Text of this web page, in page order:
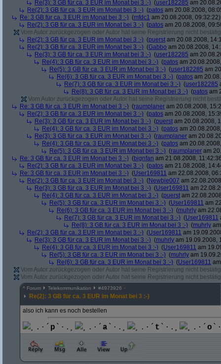
Re(3): 3 GB für ca. 3 EUR im Monat bei 3 :-) (user182285 am
Re(2): 3 GB für ca. 3 EUR im Monat bei 3 :-) (patos am 20.08.2008,
Re: 3 GB für ca. 3 EUR im Monat bei 3 :-) (mfdc1 am 20.08.2008, 09:32:22)
Re(2): 3 GB für ca. 3 EUR im Monat bei 3 :-) (patos am 20.08.2008,
Vom Autor zurückgezogen oder Autor hat seine Registrierung nicht
Re(2): 3 GB für ca. 3 EUR im Monat bei 3 :-) (puerst am 20.08.2008,
Re(2): 3 GB für ca. 3 EUR im Monat bei 3 :-) (Gabbo am 20.08.2008,
Re(3): 3 GB für ca. 3 EUR im Monat bei 3 :-) (user182285 am
Re(4): 3 GB für ca. 3 EUR im Monat bei 3 :-) (patos am
Re(5): 3 GB für ca. 3 EUR im Monat bei 3 :-) (user182285 am
Re(6): 3 GB für ca. 3 EUR im Monat bei 3 :-) (patos am
Re(7): 3 GB für ca. 3 EUR im Monat bei 3 :-) (user182285
Re(8): 3 GB für ca. 3 EUR im Monat bei 3 :-) (patos am
Vom Autor zurückgezogen oder Autor hat seine Registrierung nicht
Re: 3 GB für ca. 3 EUR im Monat bei 3 :-) (raumplaner am 20.08.2008,
Re(2): 3 GB für ca. 3 EUR im Monat bei 3 :-) (patos am 20.08.2008,
Re(3): 3 GB für ca. 3 EUR im Monat bei 3 :-) (puerst am 20.08.2008,
Re(4): 3 GB für ca. 3 EUR im Monat bei 3 :-) (patos am
Re(3): 3 GB für ca. 3 EUR im Monat bei 3 :-) (raumplaner am
Re(4): 3 GB für ca. 3 EUR im Monat bei 3 :-) (patos am
Re(5): 3 GB für ca. 3 EUR im Monat bei 3 :-) (raumplaner am
Re: 3 GB für ca. 3 EUR im Monat bei 3 :-) (bignfan am 21.08.2008,
Re(2): 3 GB für ca. 3 EUR im Monat bei 3 :-) (patos am 21.08.2008,
Re: 3 GB für ca. 3 EUR im Monat bei 3 :-) (User169811 am 22.08.2008,
Re(2): 3 GB für ca. 3 EUR im Monat bei 3 :-) (Newbie007 am
Re(3): 3 GB für ca. 3 EUR im Monat bei 3 :-) (User169811 am
Re(4): 3 GB für ca. 3 EUR im Monat bei 3 :-) (puerst am
Re(5): 3 GB für ca. 3 EUR im Monat bei 3 :-) (User169811 am
Re(6): 3 GB für ca. 3 EUR im Monat bei 3 :-) (muhrly am
Re(7): 3 GB für ca. 3 EUR im Monat bei 3 :-) (User169811
Re(8): 3 GB für ca. 3 EUR im Monat bei 3 :-) (muhrly
Re(2): 3 GB für ca. 3 EUR im Monat bei 3 :-) (User169811 am
Re(3): 3 GB für ca. 3 EUR im Monat bei 3 :-) (muhrly am 19.09.2008,
Re(4): 3 GB für ca. 3 EUR im Monat bei 3 :-) (User169811 am
Re(5): 3 GB für ca. 3 EUR im Monat bei 3 :-) (muhrly am
Re(6): 3 GB für ca. 3 EUR im Monat bei 3 :-) (User169811
Vom Autor zurückgezogen oder Autor hat seine Registrierung nicht
Vom Autor zurückgezogen oder Autor hat seine Registrierung nicht
^ Forum Telekommunikation #4973926
Re(2): 3 GB für ca. 3 EUR im Monat bei 3 :-)
also ich kann es noch bestellen
¸.·´ p `·.¸ ¸.·´ a `·.¸ ¸.·´ t `·.¸ ¸.·´ o